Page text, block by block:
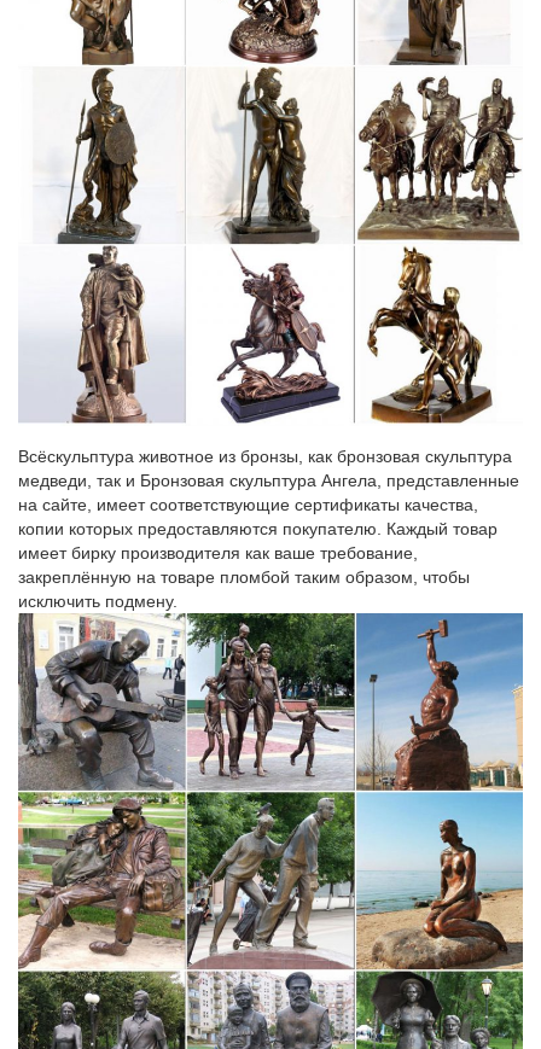
историческую коллекцию Государственного музея-
заповедника «Царское Село» спустя восемь десятилетий…
Сливочник Гербовая Осень в Царском селе арт. 80.75864.00.1
Гербовая. Автор формы. по музейному образцу. Вид рисунка.
Осень в Царском селе.Столовые сервизы (12). Чайные
сервизы (79). Скульптура, статуэтки (338). Анималистическая
Купить фарфоровую статуэтку собаки – цена | Стиль-Ампир
Еще с царских времен фарфоровые собачки были
любимцами коллекционеров.Статуэтка собаки – символ
гармонии! Испокон веков считается, что собака – символ
честности, доверия, дружбы.
Антикварный салон «СОВ-АРТ» — антиквариат, живопись…
В Царском Селе в 1909-1912гг. по проекту архитектора
В.А.Покровского (при участии В.Н.Максимова)
был№9949Скульптура "Собака".Ведь сегодня стали
антикварным фарфором статуэтки СССР, которые наши
бабушки покупали в обычных магазинах.
Жетон "Белая Башня". Царское село. Музеи. Санкт-Петербург!
Все категории Коллекционирование Искусство и Антиквариат
Винтаж Мода и красота МузыкаПамятный жетон 28 мм из
серии "Музеи Санкт-Петербурга". Все мои монеты (жетоны)
100Цена: 150₽. Не пропустите, очень редкий знак Союз
работников просвещения(СРП), латунь…
Подарки прошлого и настоящего на выставке в Царском Селе
Изначально тэнгл – произведение искусства: эта мобильная
мини-скульптура Ричарда Завица, символизирующая
бесконечность.Неслучайно тэнгл был выбран в качестве
подарка «Клуба друзей музея-заповедника «Царское Село».
Статуэтки Собак. Бронзовая статуэтка собаки
Статуэтки Орел »» Статуэтка Утки Бронза по профессиям »
Спортсмены Шахматы и Нарды Бюсты Символы Года » 2018
Год СобакиКаждый найдет себе лучшего друга по вкусу и
цене. Купить фигурку собаки можно по приемлемой цене:
Всёскульптура животное из бронзы, как бронзовая скульптура
медведи, так и Бронзовая скульптура Ангела, представленные
на сайте, имеет соответствующие сертификаты качества,
копии которых предоставляются покупателю. Каждый товар
имеет бирку производителя как ваше требование,
закреплённую на товаре пломбой таким образом, чтобы
исключить подмену.